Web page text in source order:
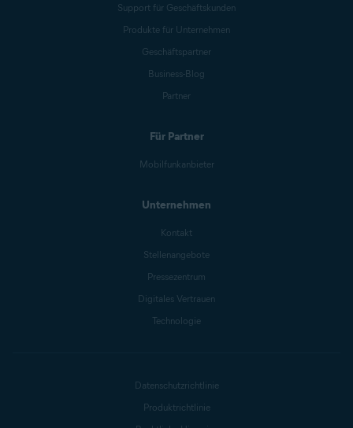
Support für Geschäftskunden
Produkte für Unternehmen
Geschäftspartner
Business-Blog
Partner
Für Partner
Mobilfunkanbieter
Unternehmen
Kontakt
Stellenangebote
Pressezentrum
Digitales Vertrauen
Technologie
Datenschutzrichtlinie
Produktrichtlinie